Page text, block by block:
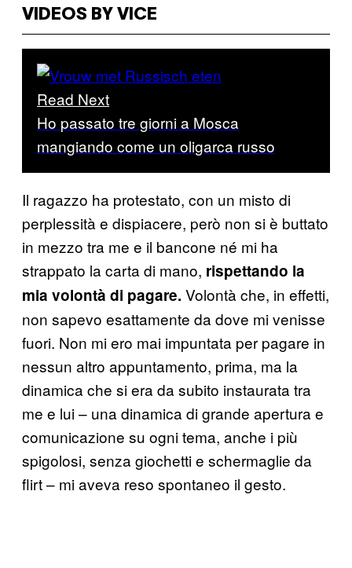
VIDEOS BY VICE
Read Next
Ho passato tre giorni a Mosca
mangiando come un oligarca russo
Il ragazzo ha protestato, con un misto di
perplessità e dispiacere, però non si è buttato
in mezzo tra me e il bancone né mi ha
strappato la carta di mano, rispettando la
mia volontà di pagare. Volontà che, in effetti,
non sapevo esattamente da dove mi venisse
fuori. Non mi ero mai impuntata per pagare in
nessun altro appuntamento, prima, ma la
dinamica che si era da subito instaurata tra
me e lui – una dinamica di grande apertura e
comunicazione su ogni tema, anche i più
spigolosi, senza giochetti e schermaglie da
flirt – mi aveva reso spontaneo il gesto.